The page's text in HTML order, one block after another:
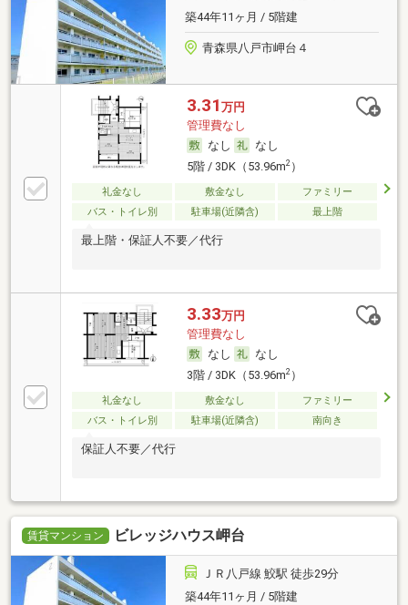
築44年11ヶ月 / 5階建
青森県八戸市岬台４
3.31 万円
管理費なし
なし
なし
5階 / 3DK（53.96m2）
礼金なし 敷金なし
ファミリー
バス・トイレ別
駐車場(近隣含) 最上階
最上階・保証人不要／代行
3.33万円
管理費なし
なし
なし
3階 / 3DK（53.96m2）
礼金なし 敷金なし
ファミリー
バス・トイレ別
駐車場(近隣含) 南向き
保証人不要／代行
賃貸マンション ビレッジハウス岬台
ＪＲ八戸線 鮫駅 徒歩29分
築44年11ヶ月 / 5階建